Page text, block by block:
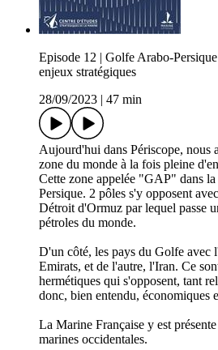
Episode 12 | Golfe Arabo-
enjeux stratégiques
28/09/2023
47 min
Aujourd'hui dans Périscope, nous
zone du monde à la fois pleine
Cette zone appelée "GAP" dans
Persique. 2 pôles s'y opposent
Détroit d'Ormuz par lequel passe
pétroles du monde.
D'un côté, les pays du Golfe avec
Emirats, et de l'autre, l'Iran. Ce
hermétiques qui s'opposent, tant
donc, bien entendu, économiques
La Marine Française y est
marines occidentales.